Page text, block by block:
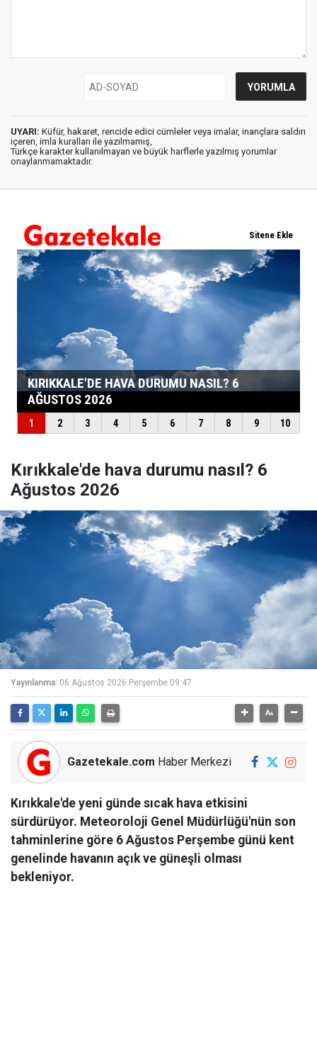
UYARI: Küfür, hakaret, rencide edici cümleler veya imalar, inançlara saldırı
içeren, imla kuralları ile yazılmamış,
Türkçe karakter kullanılmayan ve büyük harflerle yazılmış yorumlar
onaylanmamaktadır.
Kırıkkale'de hava durumu nasıl? 6
Ağustos 2026
Yayınlanma: 06 Ağustos 2026 Perşembe 09:47
Gazetekale.com Haber Merkezi
Kırıkkale'de yeni günde sıcak hava etkisini
sürdürüyor. Meteoroloji Genel Müdürlüğü'nün son
tahminlerine göre 6 Ağustos Perşembe günü kent
genelinde havanın açık ve güneşli olması
bekleniyor.